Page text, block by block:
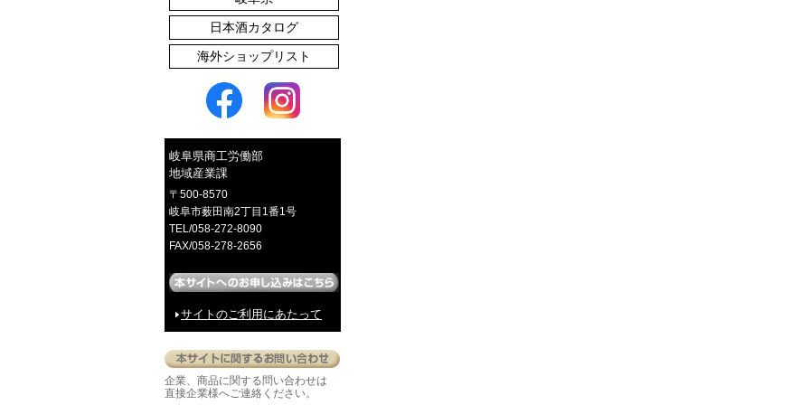
たくあん漬
イロとカタチの選べるピアス
日本酒カタログ
海外ショップリスト
岐阜県商工労働部
地域産業課
〒500-8570
岐阜市薮田南2丁目1番1号
TEL/058-272-8090
FAX/058-278-2656
サイトのご利用にあたって
企業、商品に関する問い合わせは
直接企業様へご連絡ください。